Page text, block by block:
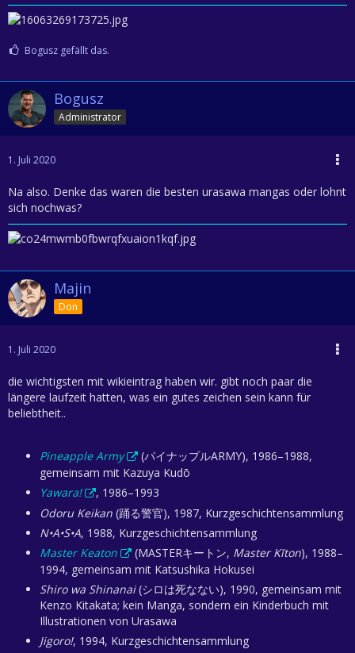
Bogusz gefällt das.
Bogusz
Administrator
1. Juli 2020
Na also. Denke das waren die besten urasawa mangas oder lohnt
sich nochwas?
Majin
Don
1. Juli 2020
die wichtigsten mit wikieintrag haben wir. gibt noch paar die
längere laufzeit hatten, was ein gutes zeichen sein kann für
beliebtheit..
Pineapple Army
(パイナップルARMY), 1986–1988,
gemeinsam mit Kazuya Kudō
Yawara!
, 1986–1993
Odoru Keikan (踊る警官), 1987, Kurzgeschichtensammlung
N•A•S•A, 1988, Kurzgeschichtensammlung
Master Keaton
(MASTERキートン, Master Kīton), 1988–
1994, gemeinsam mit Katsushika Hokusei
Shiro wa Shinanai(シロは死なない), 1990, gemeinsam mit
Kenzo Kitakata; kein Manga, sondern ein Kinderbuch mit
Illustrationen von Urasawa
Jigoro!, 1994, Kurzgeschichtensammlung